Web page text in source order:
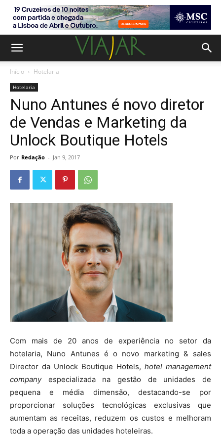
Início Hotelaria
Hotelaria
Nuno Antunes é novo diretor
de Vendas e Marketing da
Unlock Boutique Hotels
Por Redação - Jan 9, 2017
Com mais de 20 anos de experiência no setor da
hotelaria, Nuno Antunes é o novo marketing & sales
Director da Unlock Boutique Hotels, hotel management
companyespecializada na gestão de unidades de
pequena e média dimensão, destacando-se por
proporcionar soluções tecnológicas exclusivas que
aumentam as receitas, reduzem os custos e melhoram
toda a operação das unidades hoteleiras.